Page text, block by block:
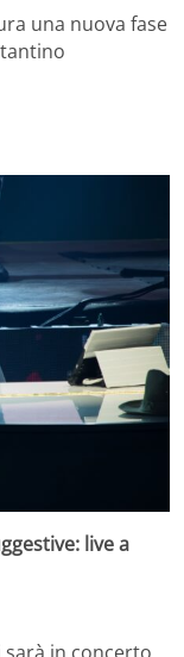
una nuova fase
live a